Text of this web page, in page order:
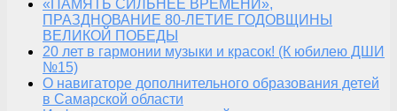
«ПАМЯТЬ СИЛЬНЕЕ ВРЕМЕНИ»,
ПРАЗДНОВАНИЕ 80-ЛЕТИЕ ГОДОВЩИНЫ
ВЕЛИКОЙ ПОБЕДЫ
20 лет в гармонии музыки и красок! (К юбилею ДШИ
№15)
О навигаторе дополнительного образования детей
в Самарской области